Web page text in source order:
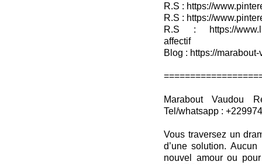
R.S : https://
R.S : https://
R.S : https://
affectif
Blog : https://
Marabout Vaudou
Tel/whatsapp :
Vous traversez un
d’une solution.
nouvel amour ou